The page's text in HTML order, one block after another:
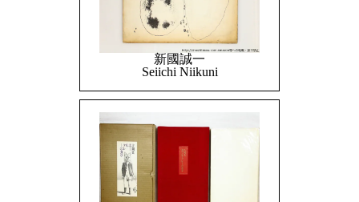
新國誠一
Seiichi Niikuni